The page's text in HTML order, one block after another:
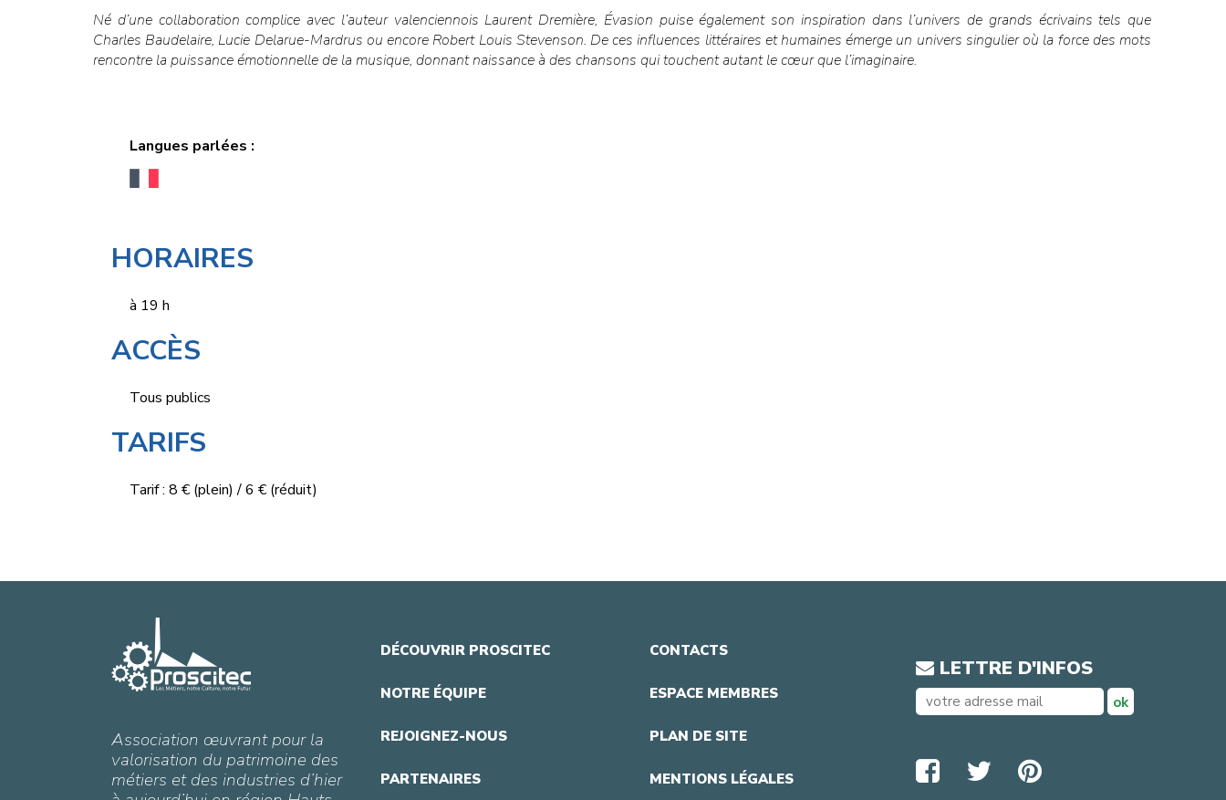
Né d’une collaboration complice avec l’auteur valenciennois Laurent Dremière, Évasion puise également son inspiration dans l’univers de grands écrivains tels que
Charles Baudelaire, Lucie Delarue-Mardrus ou encore Robert Louis Stevenson. De ces influences littéraires et humaines émerge un univers singulier où la force des mots
rencontre la puissance émotionnelle de la musique, donnant naissance à des chansons qui touchent autant le cœur que l’imaginaire.
Langues parlées :
HORAIRES
à 19 h
ACCÈS
Tous publics
TARIFS
Tarif : 8 € (plein) / 6 € (réduit)
Association œuvrant pour la
valorisation du patrimoine des
métiers et des industries d’hier
DÉCOUVRIR PROSCITEC
NOTRE ÉQUIPE
REJOIGNEZ-NOUS
PARTENAIRES
CONTACTS
ESPACE MEMBRES
PLAN DE SITE
MENTIONS LÉGALES
LETTRE D'INFOS